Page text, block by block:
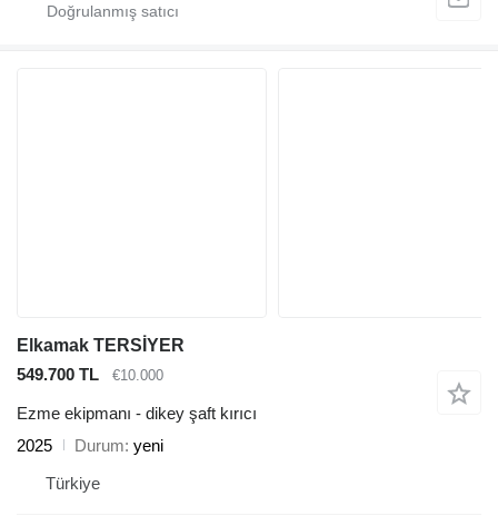
Elkamak TERSİYER
549.700 TL
€10.000
Ezme ekipmanı - dikey şaft kırıcı
2025
Durum yeni
Türkiye